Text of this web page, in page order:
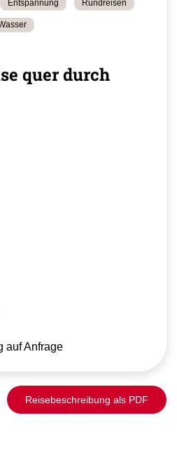
Entspannung Rundreisen
quer durch
auf Anfrage
Reisebeschreibung als PDF